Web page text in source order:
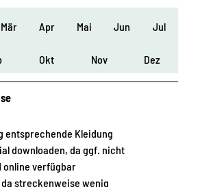
Mär Apr Mai Jun Jul
Okt Nov Dez
entsprechende Kleidung
downloaden, da ggf. nicht
online verfügbar
streckenweise wenig